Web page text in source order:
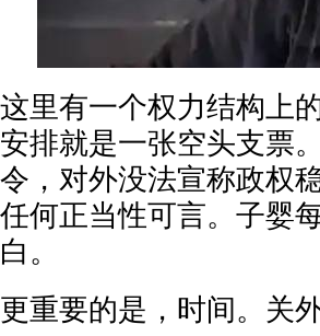
这里有一个权力结构上
安排就是一张空头支票
令，对外没法宣称政权
任何正当性可言。子婴
白。
更重要的是，时间。关